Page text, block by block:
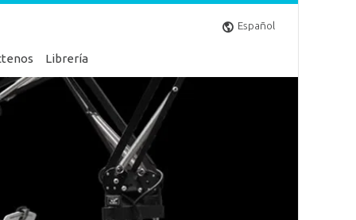
Español
Librería